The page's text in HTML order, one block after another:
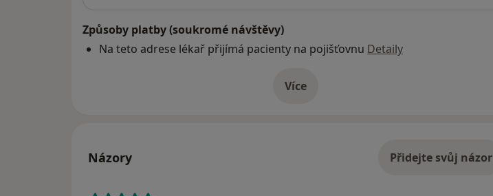
Způsoby platby (soukromé návštěvy)
Na teto adrese lékař přijímá pacienty na pojišťovnu Detaily
Víceo adrese
Názory Přidejte svůj názor